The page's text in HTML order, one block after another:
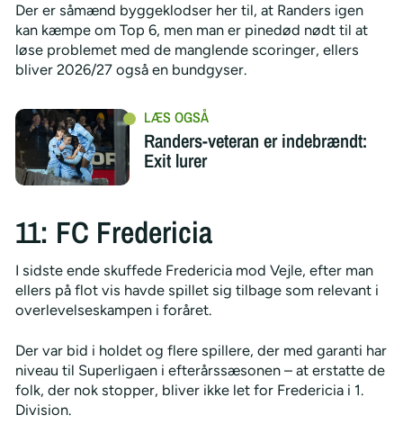
Der er såmænd byggeklodser her til, at Randers igen
kan kæmpe om Top 6, men man er pinedød nødt til at
løse problemet med de manglende scoringer, ellers
bliver 2026/27 også en bundgyser.
Randers-veteran er indebrændt:
Exit lurer
11: FC Fredericia
I sidste ende skuffede Fredericia mod Vejle, efter man
ellers på flot vis havde spillet sig tilbage som relevant i
overlevelseskampen i foråret.
Der var bid i holdet og flere spillere, der med garanti har
niveau til Superligaen i efterårssæsonen – at erstatte de
folk, der nok stopper, bliver ikke let for Fredericia i 1.
Division.